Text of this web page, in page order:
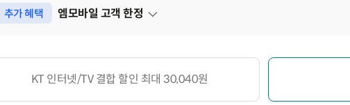
추가 혜택 엠모바일 고객 한정
펼쳐보기
KT 인터넷/TV 결합 할인 최대 30,040원